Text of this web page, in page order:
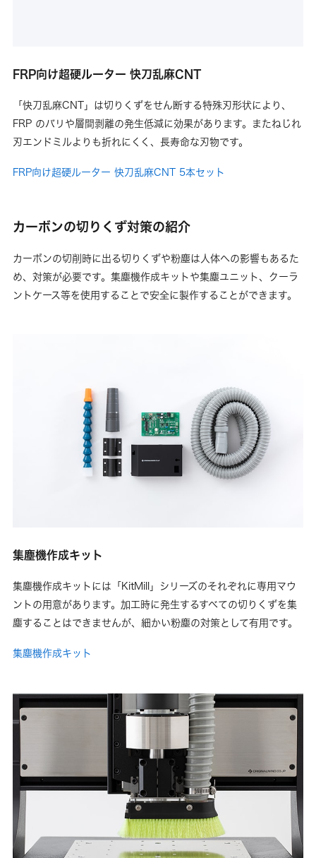
FRP向け超硬ルーター 快刀乱麻CNT
「快刀乱麻CNT」は切りくずをせん断する特殊刃形状により、
FRP のバリや層間剥離の発生低減に効果があります。またねじれ
刃エンドミルよりも折れにくく、長寿命な刃物です。
FRP向け超硬ルーター 快刀乱麻CNT 5本セット
カーボンの切りくず対策の紹介
カーボンの切削時に出る切りくずや粉塵は人体への影響もあるた
め、対策が必要です。集塵機作成キットや集塵ユニット、クーラ
ントケース等を使用することで安全に製作することができます。
集塵機作成キット
集塵機作成キットには「KitMill」シリーズのそれぞれに専用マウ
ントの用意があります。加工時に発生するすべての切りくずを集
塵することはできませんが、細かい粉塵の対策として有用です。
集塵機作成キット